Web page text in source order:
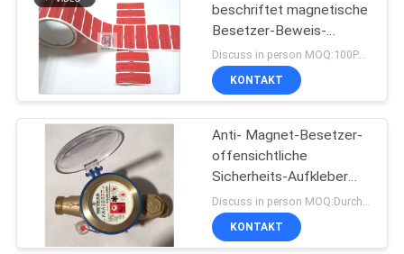
FORDERN
EIN
ZITAT
SITEMAP
DATENSCHUTZRICHTLINIE
beschriftet magnetische
Besetzer-Beweis-
Aufkleber-Sicherheit
Aufkleber mit anti-
Magnet-Auswirkung
Discuss in person MOQ:100PCS
KONTAKT
Anti- Magnet-Besetzer-
offensichtliche
Sicherheits-Aufkleber
mit 30mm Abstand
Discuss in person MOQ:Durchkontaktierung
KONTAKT